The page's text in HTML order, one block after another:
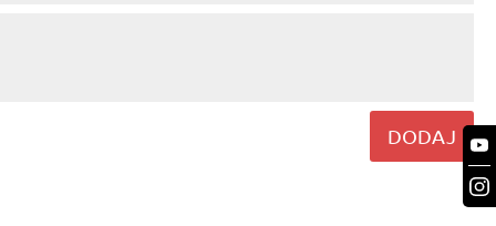
DODAJ